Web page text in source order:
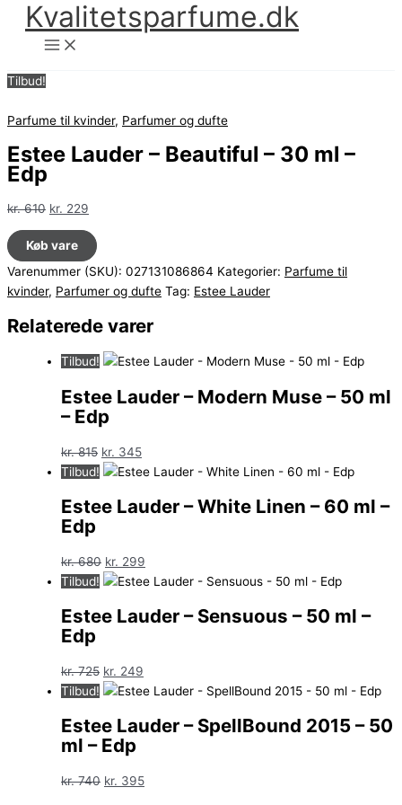
Kvalitetsparfume.dk
Tilbud!
Parfume til kvinder, Parfumer og dufte
Estee Lauder – Beautiful – 30 ml –
Edp
kr.610 Den
oprindelige
pris
var:
kr. 610.
kr. 229
pris
er:
kr. 229.
Køb vare
Varenummer (SKU): 027131086864 Kategorier: Parfume til
kvinder, Parfumer og dufte Tag: Estee Lauder
Relaterede varer
Tilbud!
Estee Lauder – Modern Muse – 50 ml
– Edp
kr.815 Den
oprindelige
var:
kr. 345Den
aktuelle
er:
Tilbud!
Estee Lauder – White Linen – 60 ml –
Edp
kr.680 Den
oprindelige
var:
kr. 299
aktuelle
er:
Tilbud!
Estee Lauder – Sensuous – 50 ml –
Edp
kr.725 Den
oprindelige
var:
kr. 725.
kr. 249
aktuelle
er:
Tilbud!
Estee Lauder – SpellBound 2015 – 50
ml – Edp
kr.740 Den
kr. 395Den